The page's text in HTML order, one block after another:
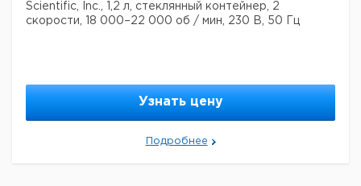
Scientific, Inc., 1,2 л, стеклянный контейнер, 2
скорости, 18 000–22 000 об / мин, 230 В, 50 Гц
Узнать цену
Подробнее